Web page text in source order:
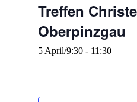
Treffen
Oberpinzgau
5 April/9:30 - 11:30